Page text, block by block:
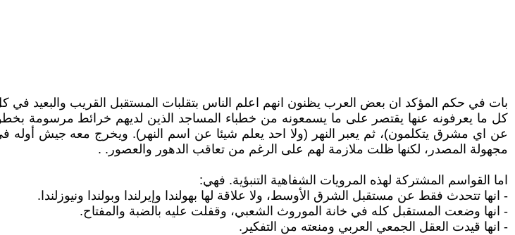
بات في حكم المؤكد ان بعض العرب يظنون انهم اعلم الناس بتقلبات المستقبل القريب والبعيد في
كل ما يعرفونه عنها يقتصر على ما يسمعونه من خطباء المساجد الذين لديهم خرائط مرسومة
عن اي مشرق يتكلمون)، ثم يعبر النهر (ولا احد يعلم شيئا عن اسم النهر). ويخرج معه جيش أوله
مجهولة المصدر، لكنها ظلت ملازمة لهم على الرغم من تعاقب الدهور والعصور. .
اما القواسم المشتركة لهذه المرويات الشفاهية التنبؤية. فهي:
- انها تتحدث فقط عن مستقبل الشرق الأوسط، ولا علاقة لها بهولندا وإيرلندا وبولندا ونيوزلندا.
- انها وضعت المستقبل كله في خانة الموروث الشعبي، وقفلت عليه بالضبة والمفتاح.
- انها قيدت العقل الجمعي العربي ومنعته من التفكير.